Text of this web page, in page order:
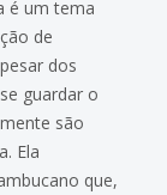
é um tema
de
dos
guardar o
são
Ela
que,